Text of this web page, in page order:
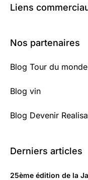
Liens
Nos partenaires
Blog Tour du monde
Blog vin
Blog Devenir
Derniers articles
25ème édition de la